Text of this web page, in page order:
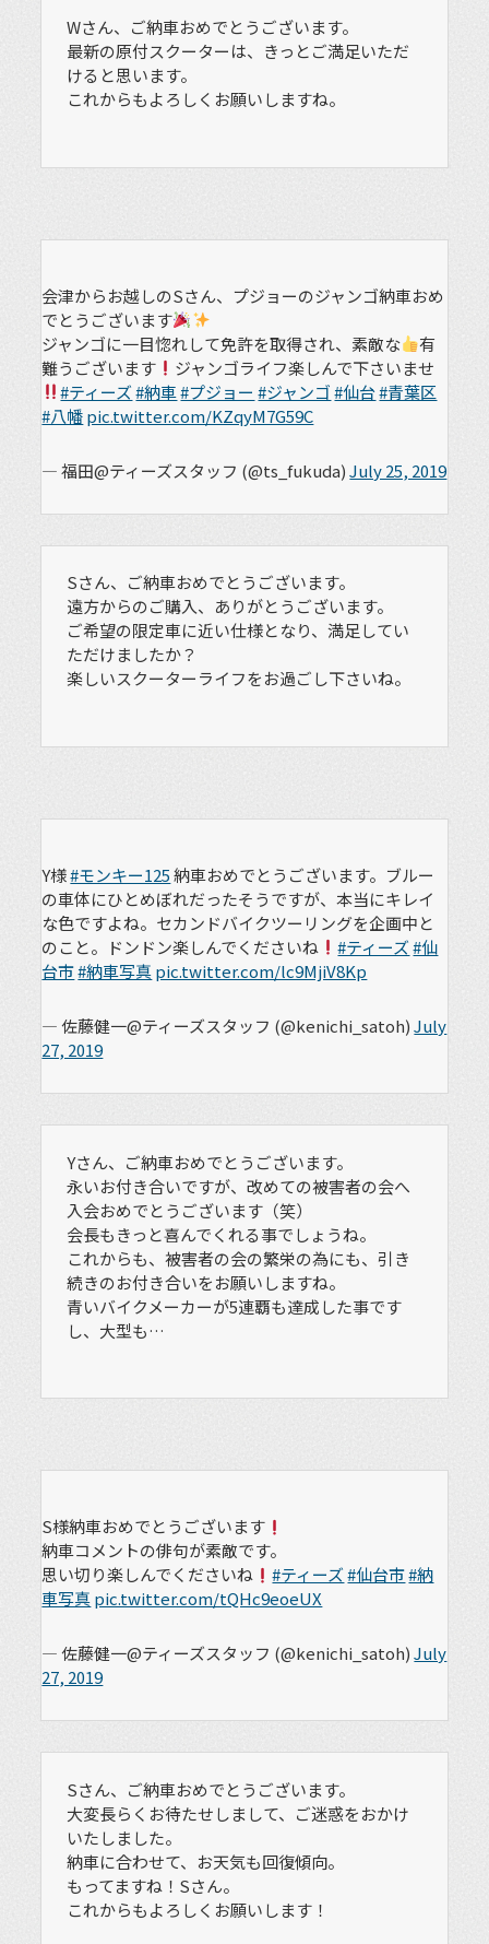
Wさん、ご納車おめでとうございます。
最新の原付スクーターは、きっとご満足いただ
けると思います。
これからもよろしくお願いしますね。
会津からお越しのSさん、プジョーのジャンゴ納車おめ
でとうございます
ジャンゴに一目惚れして免許を取得され、素敵な
有
難うございます
ジャンゴライフ楽しんで下さいませ
#ティーズ#納車#プジョー #ジャンゴ #仙台#青葉区
#八幡pic.twitter.com/KZqyM7G59C
— 福田@ティーズスタッフ (@ts_fukuda)July 25, 2019
Sさん、ご納車おめでとうございます。
遠方からのご購入、ありがとうございます。
ご希望の限定車に近い仕様となり、満足してい
ただけましたか？
楽しいスクーターライフをお過ごし下さいね。
Y様#モンキー125納車おめでとうございます。ブルー
の車体にひとめぼれだったそうですが、本当にキレイ
な色ですよね。セカンドバイクツーリングを企画中と
のこと。ドンドン楽しんでくださいね
#ティーズ#仙
台市#納車写真pic.twitter.com/lc9MjiV8Kp
— 佐藤健一@ティーズスタッフ (@kenichi_satoh)July
27, 2019
Yさん、ご納車おめでとうございます。
永いお付き合いですが、改めての被害者の会へ
入会おめでとうございます（笑）
会長もきっと喜んでくれる事でしょうね。
これからも、被害者の会の繁栄の為にも、引き
続きのお付き合いをお願いしますね。
青いバイクメーカーが5連覇も達成した事です
し、大型も…
S様納車おめでとうございます
納車コメントの俳句が素敵です。
思い切り楽しんでくださいね
#ティーズ#仙台市#納
車写真pic.twitter.com/tQHc9eoeUX
— 佐藤健一@ティーズスタッフ (@kenichi_satoh)July
27, 2019
Sさん、ご納車おめでとうございます。
大変長らくお待たせしまして、ご迷惑をおかけ
いたしました。
納車に合わせて、お天気も回復傾向。
もってますね！Sさん。
これからもよろしくお願いします！